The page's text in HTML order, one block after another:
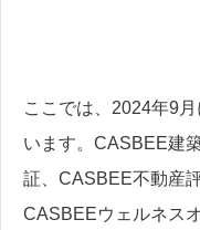
ここでは、2024年9
います。CASBEE建
証、CASBEE不動産
CASBEEウェルネス